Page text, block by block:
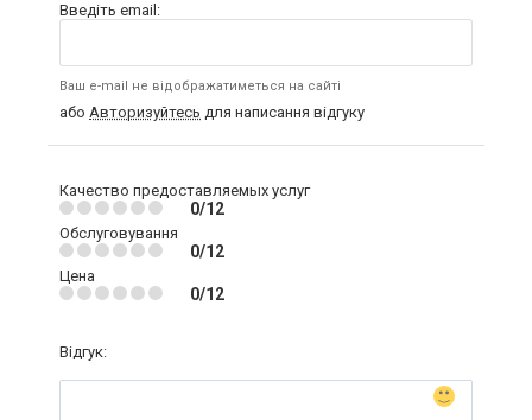
Введіть email:
Ваш e-mail не відображатиметься на сайті
або Авторизуйтесь для написання відгуку
Качество предоставляемых услуг
0/12
Обслуговування
0/12
Цена
0/12
Відгук: